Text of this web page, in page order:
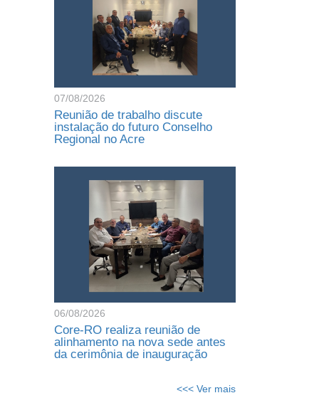
07/08/2026
Reunião de trabalho discute
instalação do futuro Conselho
Regional no Acre
06/08/2026
Core-RO realiza reunião de
alinhamento na nova sede antes
da cerimônia de inauguração
<<< Ver mais